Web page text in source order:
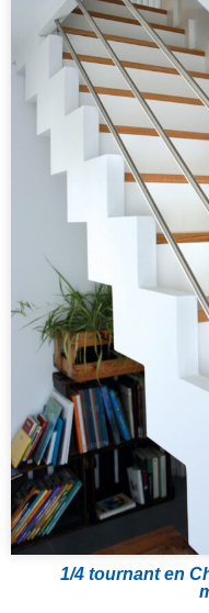
1/4 tournant en